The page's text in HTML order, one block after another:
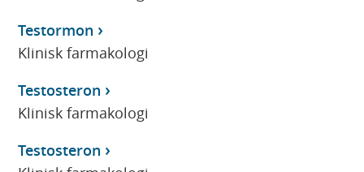
Testormon
Klinisk farmakologi
Testosteron
Klinisk farmakologi
Testosteron